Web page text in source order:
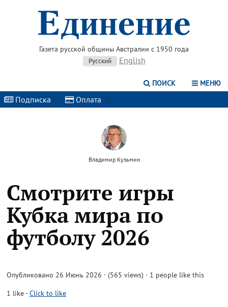
Газета русской общины Австралии с 1950 года
Русский English
ПОИСК МЕНЮ
Подписка | Оплата |
Владимир Кузьмин
Смотрите игры
Кубка мира по
футболу 2026
Опубликовано 26 Июнь 2026 · (565 views) · 1 people like this
1 like-Click to like